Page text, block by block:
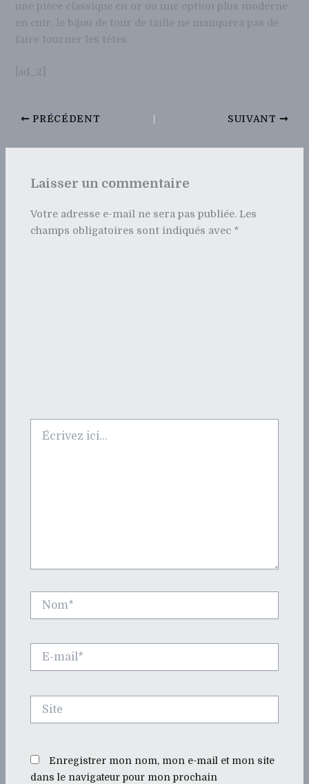
une pièce classique en or ou une option plus moderne
en cuir, le bijou de tour de taille ne manquera pas de
faire tourner les têtes.
[ad_2]
PRÉCÉDENT SUIVANT
Laisser un commentaire
Votre adresse e-mail ne sera pas publiée. Les
champs obligatoires sont indiqués avec *
ici…
mail*
Enregistrer mon nom, mon e-mail et mon site
dans le navigateur pour mon prochain